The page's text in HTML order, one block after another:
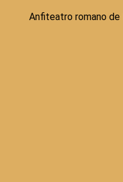
Anfiteatro romano de